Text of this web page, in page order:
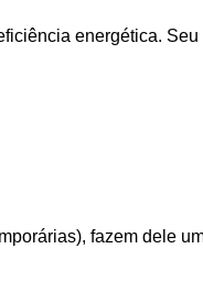
energética.
fazem dele